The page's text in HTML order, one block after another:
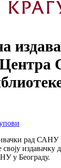
рад САНУ
издавачку
у Београду.